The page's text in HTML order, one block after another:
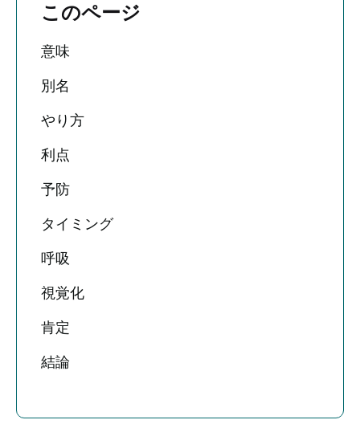
このページ
意味
別名
やり方
利点
予防
タイミング
呼吸
視覚化
肯定
結論